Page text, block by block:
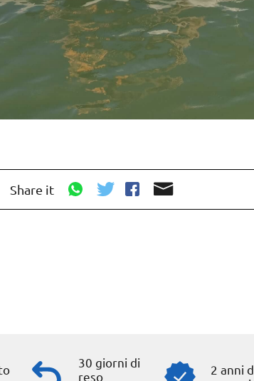
Share it
30 giorni di
reso
2 anni